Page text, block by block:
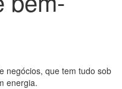
negócios, que tem tudo sob
energia.